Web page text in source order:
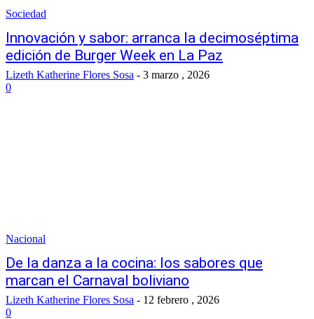
Sociedad
Innovación y sabor: arranca la decimoséptima
edición de Burger Week en La Paz
Lizeth Katherine Flores Sosa - 3 marzo , 2026
0
Nacional
De la danza a la cocina: los sabores que
marcan el Carnaval boliviano
Lizeth Katherine Flores Sosa - 12 febrero , 2026
0